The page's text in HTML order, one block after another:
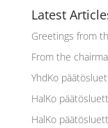
Latest
Greetings from
From the
YhdKo
HalKo
HalKo